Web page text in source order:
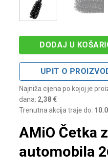
DODAJ U
UPIT O
Najniža cijena po kojoj je
dana: 2,38 €
Trenutna akcija traje do:
AMiO Četka
automobila